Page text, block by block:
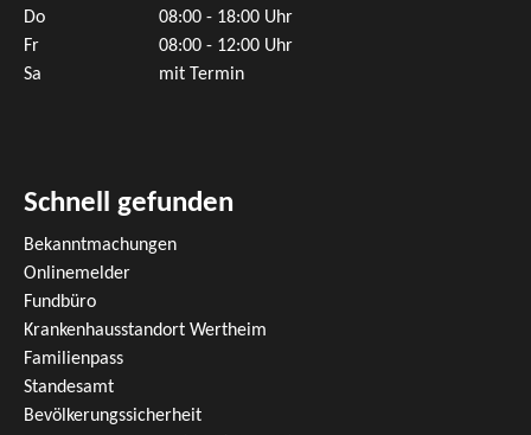
Do
08:00 - 18:00 Uhr
Fr
08:00 - 12:00 Uhr
Sa
mit Termin
Schnell gefunden
Bekanntmachungen
Onlinemelder
Fundbüro
Krankenhausstandort Wertheim
Familienpass
Standesamt
Bevölkerungssicherheit